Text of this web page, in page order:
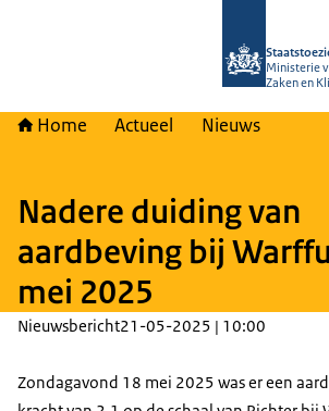
Ministerie
Zaken en
Home Actueel Nieuws
Nadere duiding van
aardbeving bij
mei 2025
Nieuwsbericht21-05-2025 | 10:00
Zondagavond 18 mei 2025 was er een